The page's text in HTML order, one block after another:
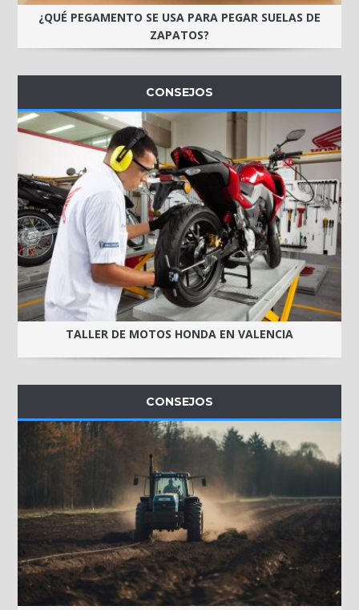
¿QUÉ PEGAMENTO SE USA PARA PEGAR SUELAS DE
ZAPATOS?
CONSEJOS
TALLER DE MOTOS HONDA EN VALENCIA
CONSEJOS